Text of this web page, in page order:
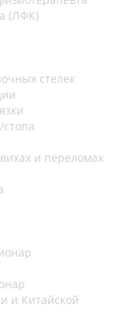
(ЛФК)
стелек
и переломах
и Китайской